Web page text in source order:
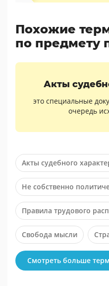
Похожие
по предмету
Акты
это специальные
очередь
Акты судебного
Не собственно
Правила трудового
Свобода мысли
Смотреть больше